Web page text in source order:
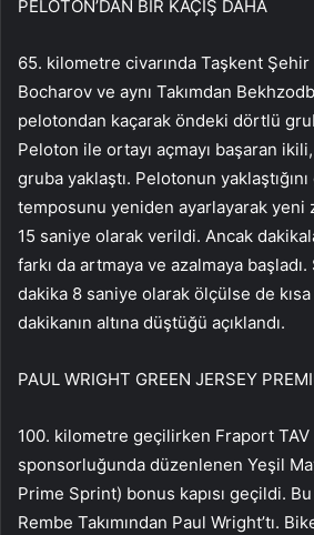
PELOTON’DAN BİR KAÇIŞ DAHA
65. kilometre civarında Taşkent Şehir
Bocharov ve aynı Takımdan
pelotondan kaçarak öndeki dörtlü
Peloton ile ortayı açmayı başaran
gruba yaklaştı. Pelotonun
temposunu yeniden ayarlayarak yeni
15 saniye olarak verildi. Ancak
farkı da artmaya ve azalmaya başladı.
dakika 8 saniye olarak ölçülse de
dakikanın altına düştüğü açıklandı.
PAUL WRIGHT GREEN JERSEY
100. kilometre geçilirken Fraport TAV
sponsorluğunda düzenlenen Yeşil
Prime Sprint) bonus kapısı geçildi.
Rembe Takımından Paul Wright’tı.